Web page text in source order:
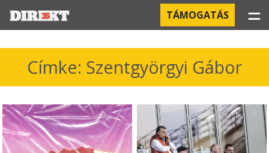
PROJEKTEK
KÓRHÁZI FERTŐZÉSEK
ORBÁN ÉS A GAZDASÁG
KÍNAI NEGYED
TÁMOGATÁS ☰
Címke: Szentgyörgyi Gábor